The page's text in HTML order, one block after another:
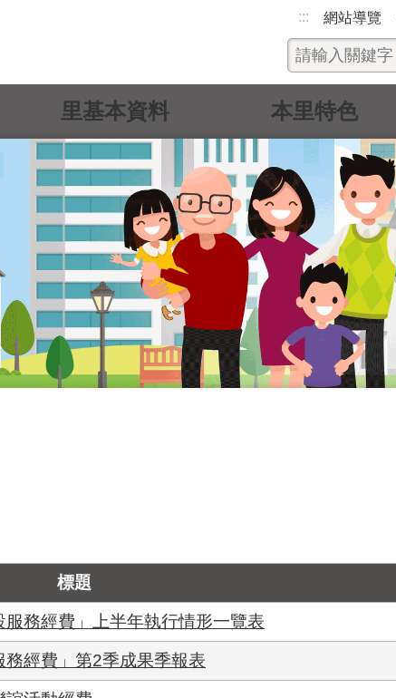
::: 網站導覽
里基本資料 本里特色
標題
務經費」上半年執行情形一覽表
經費」第2季成果季報表